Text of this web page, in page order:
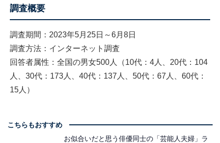
調査概要
調査期間：2023年5月25日～6月8日
調査方法：インターネット調査
回答者属性：全国の男女500人（10代：4人、20代：104
人、30代：173人、40代：137人、50代：67人、60代：
15人）
こちらもおすすめ
お似合いだと思う俳優同士の「芸能人夫婦」ラ